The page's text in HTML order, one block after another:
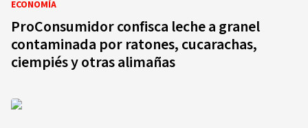
ECONOMÍA
ProConsumidor confisca leche a granel
contaminada por ratones, cucarachas,
ciempiés y otras alimañas